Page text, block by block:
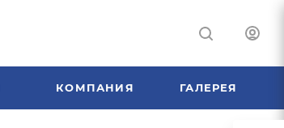
КОМПАНИЯ ГАЛЕРЕЯ